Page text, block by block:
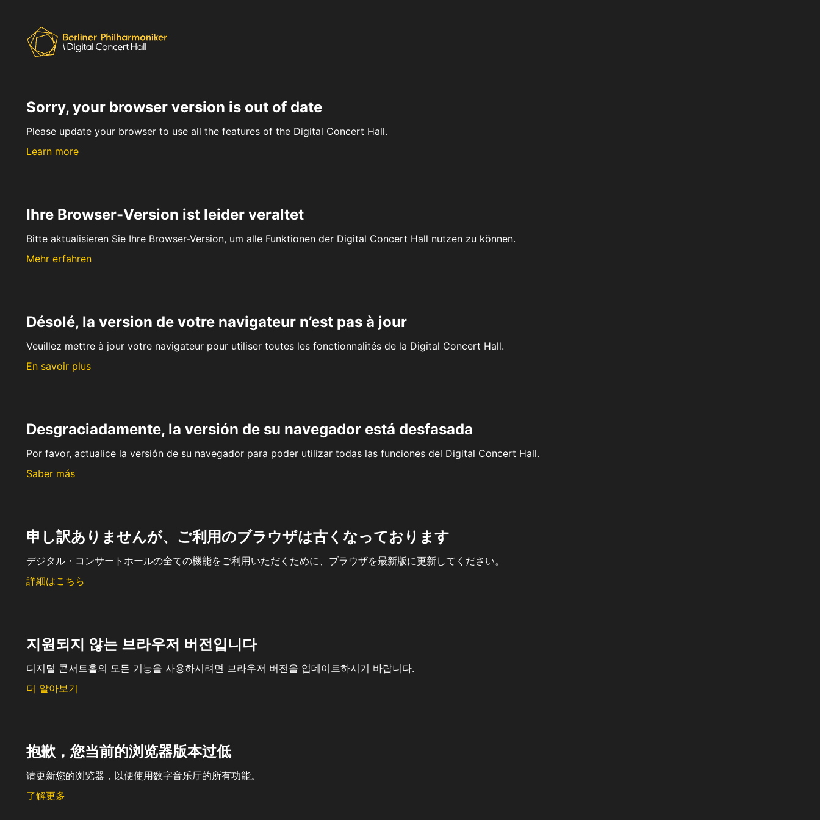
Sorry, your browser version is out of date
Please update your browser to use all the features of the Digital Concert Hall.
Learn more
Ihre Browser-Version ist leider veraltet
Bitte aktualisieren Sie Ihre Browser-Version, um alle Funktionen der Digital Concert Hall nutzen zu können.
Mehr erfahren
Désolé, la version de votre navigateur n’est pas à jour
Veuillez mettre à jour votre navigateur pour utiliser toutes les fonctionnalités de la Digital Concert Hall.
En savoir plus
Desgraciadamente, la versión de su navegador está desfasada
Por favor, actualice la versión de su navegador para poder utilizar todas las funciones del Digital Concert Hall.
Saber más
申し訳ありませんが、ご利用のブラウザは古くなっております
デジタル・コンサートホールの全ての機能をご利用いただくために、ブラウザを最新版に更新してください。
詳細はこちら
지원되지 않는 브라우저 버전입니다
디지털 콘서트홀의 모든 기능을 사용하시려면 브라우저 버전을 업데이트하시기 바랍니다.
더 알아보기
抱歉，您当前的浏览器版本过低
请更新您的浏览器，以便使用数字音乐厅的所有功能。
了解更多